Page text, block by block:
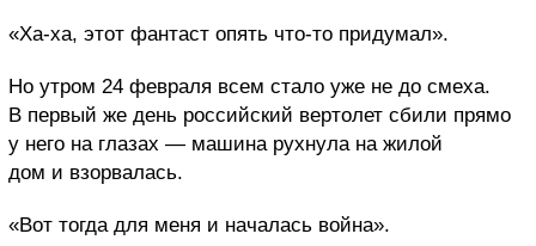
«Ха-ха, этот фантаст опять что-то придумал».
Но утром 24 февраля всем стало уже не до смеха.
В первый же день российский вертолет сбили прямо
у него на глазах — машина рухнула на жилой
дом и взорвалась.
«Вот тогда для меня и началась война».